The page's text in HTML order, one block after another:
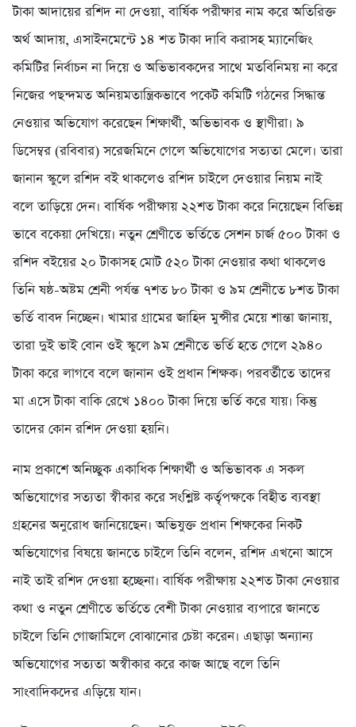
টাকা আদায়ের রশিদ না দেওয়া, বার্ষিক পরীক্ষার নাম করে অতিরিক্ত
অর্থ আদায়, এসাইনমেন্টে ১৪ শত টাকা দাবি করাসহ ম্যানেজিং
কমিটির নির্বাচন না দিয়ে ও অভিভাবকদের সাথে মতবিনিময় না করে
নিজের পছন্দমত অনিয়মতান্ত্রিকভাবে পকেট কমিটি গঠনের সিদ্ধান্ত
নেওয়ার অভিযোগ করেছেন শিক্ষার্থী, অভিভাবক ও স্থাণীরা। ৯
ডিসেম্বর (রবিবার) সরেজমিনে গেলে অভিযোগের সত্যতা মেলে। তারা
জানান স্কুলে রশিদ বই থাকলেও রশিদ চাইলে দেওয়ার নিয়ম নাই
বলে তাড়িয়ে দেন। বার্ষিক পরীক্ষায় ২২শত টাকা করে নিয়েছেন বিভিন্ন
ভাবে বকেয়া দেখিয়ে। নতুন শ্রেণীতে ভর্তিতে সেশন চার্জ ৫০০ টাকা ও
রশিদ বইয়ের ২০ টাকাসহ মোট ৫২০ টাকা নেওয়ার কথা থাকলেও
তিনি ষষ্ঠ-অষ্টম শ্রেনী পর্যন্ত ৭শত ৮০ টাকা ও ৯ম শ্রেনীতে ৮শত টাকা
ভর্তি বাবদ নিচ্ছেন। খামার গ্রামের জাহিদ মুন্সীর মেয়ে শান্তা জানায়,
তারা দুই ভাই বোন ওই স্কুলে ৯ম শ্রেনীতে ভর্তি হতে গেলে ২৯৪০
টাকা করে লাগবে বলে জানান ওই প্রধান শিক্ষক। পরবর্তীতে তাদের
মা এসে টাকা বাকি রেখে ১৪০০ টাকা দিয়ে ভর্তি করে যায়। কিন্তু
তাদের কোন রশিদ দেওয়া হয়নি।
নাম প্রকাশে অনিচ্ছুক একাধিক শিক্ষার্থী ও অভিভাবক এ সকল
অভিযোগের সত্যতা স্বীকার করে সংশ্লিষ্ট কর্তৃপক্ষকে বিহীত ব্যবস্থা
গ্রহনের অনুরোধ জানিয়েছেন। অভিযুক্ত প্রধান শিক্ষকের নিকট
অভিযোগের বিষয়ে জানতে চাইলে তিনি বলেন, রশিদ এখনো আসে
নাই তাই রশিদ দেওয়া হচ্ছেনা। বার্ষিক পরীক্ষায় ২২শত টাকা নেওয়ার
কথা ও নতুন শ্রেণীতে ভর্তিতে বেশী টাকা নেওয়ার ব্যপারে জানতে
চাইলে তিনি গোজামিলে বোঝানোর চেষ্টা করেন। এছাড়া অন্যান্য
অভিযোগের সত্যতা অস্বীকার করে কাজ আছে বলে তিনি
সাংবাদিকদের এড়িয়ে যান।